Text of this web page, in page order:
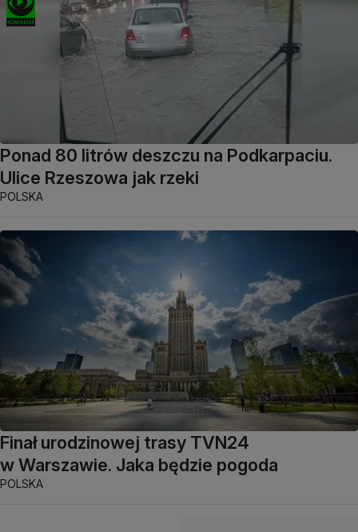
Ponad 80 litrów deszczu na Podkarpaciu.
Ulice Rzeszowa jak rzeki
POLSKA
Finał urodzinowej trasy TVN24
w Warszawie. Jaka będzie pogoda
POLSKA